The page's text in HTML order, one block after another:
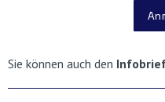
Sie können auch den